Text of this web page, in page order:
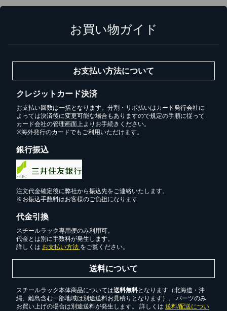
お買い物ガイド
お支払い方法について
クレジットカード決済
お支払い回数は一括となります。分割・リボ払いはカード発行会社に
よっては決済後に変更可能な場合もありますので規定の手順に従って
カード会社の管理画面上よりお手続きください。
※海外発行のカードでもご利用いただけます。
銀行振込
注文代金確定後に弊社から振込先をご連絡いたします。
※お振込手数料はお客様のご負担になります
代金引換
スチールラック専用便のみ利用可。
代金とは別に手数料が発生します。
詳しくは お支払い方法 をご覧ください。
送料について
スチールラック本体商品については送料無料となります（北海道・沖
縄、離島含む一部地域は別途送料お見積りとなります）。 パーツのみ
お買い上げの場合は別途送料が発生します。 詳しくは 送料/配送につい
スチールラック3台以上の場合、見積書にてお値引き保証い
1台でも大量導入でも無料お見積・ご注文を受け付けており
ます(安心保証付き)